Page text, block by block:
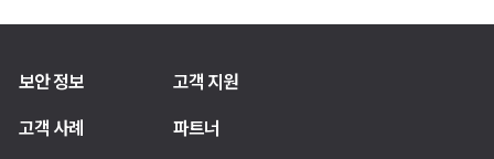
보안 정보
고객 사례
고객 지원
파트너